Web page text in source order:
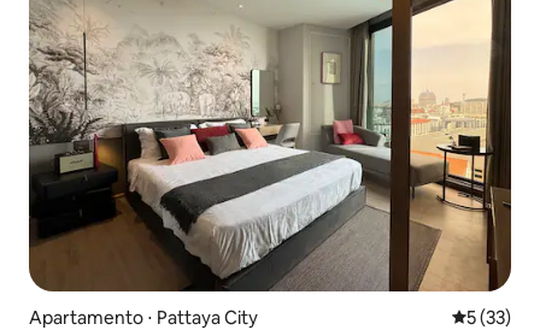
Apartamento ⋅ Pattaya City 5 de uma
5 (33)